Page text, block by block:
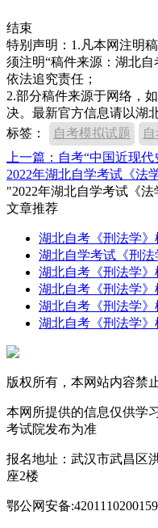
结束
特别声明：1.凡本网注明
须注明“稿件来源：湖北自
依法追究责任；
2.部分稿件来源于网络，
决。最新官方信息请以湖
标签：
自考模拟试题
上一篇：自考“中国近现
2022年湖北自学考试《法
"2022年湖北自学考试《
文章推荐
湖北自考《刑法学》
湖北自学考试《刑
湖北自考《刑法学》
湖北自考《刑法学》
湖北自考《刑法学》
湖北自考《刑法学》
版权所有，本网站内容禁
本网所提供的信息仅供学
考试院发布为准
报名地址：武汉市武昌区
座2楼
鄂公网安备